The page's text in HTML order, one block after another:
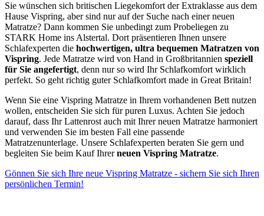
Sie wünschen sich britischen Liegekomfort der Extraklasse aus dem
Hause Vispring, aber sind nur auf der Suche nach einer neuen
Matratze? Dann kommen Sie unbedingt zum Probeliegen zu
STARK Home ins Alstertal. Dort präsentieren Ihnen unsere
Schlafexperten die hochwertigen, ultra bequemen Matratzen von
Vispring. Jede Matratze wird von Hand in Großbritannien speziell
für Sie angefertigt, denn nur so wird Ihr Schlafkomfort wirklich
perfekt. So geht richtig guter Schlafkomfort made in Great Britain!
Wenn Sie eine Vispring Matratze in Ihrem vorhandenen Bett nutzen
wollen, entscheiden Sie sich für puren Luxus. Achten Sie jedoch
darauf, dass Ihr Lattenrost auch mit Ihrer neuen Matratze harmoniert
und verwenden Sie im besten Fall eine passende
Matratzenunterlage. Unsere Schlafexperten beraten Sie gern und
begleiten Sie beim Kauf Ihrerneuen Vispring Matratze.
Gönnen Sie sich Ihre neue Vispring Matratze - sichern Sie sich Ihren
persönlichen Termin!